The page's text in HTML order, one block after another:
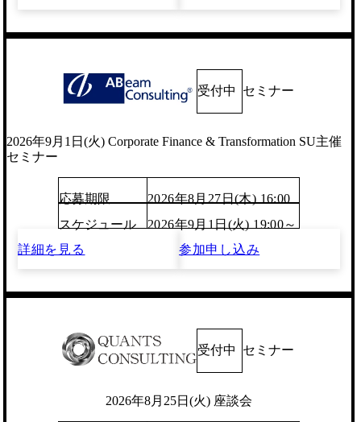
受付中 セミナー
2026年9月1日(火) Corporate Finance & Transformation SU主催
セミナー
応募期限
2026年8月27日(木) 16:00
スケジュール
2026年9月1日(火) 19:00～
詳細を見る
参加申し込み
受付中 セミナー
2026年8月25日(火) 座談会